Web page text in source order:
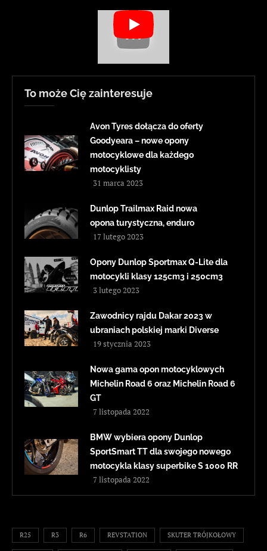
To może Cię zainteresuje
Avon Tyres dołącza do oferty
Goodyeara – nowe opony
motocyklowe dla każdego
motocyklisty
31 marca 2023
Dunlop Trailmax Raid nowa
opona turystyczna, enduro
17 lutego 2023
Opony Dunlop Sportmax Q-Lite dla
motocykli klasy 125cm3 i 250cm3
3 lutego 2023
Zawodnicy rajdu Dakar 2023 w
ubraniach polskiej marki Diverse
19 stycznia 2023
Nowa gama opon motocyklowych
Michelin Road 6 oraz Michelin Road 6
GT
7 listopada 2022
BMW wybiera opony Dunlop
SportSmart TT dla swojego nowego
motocykla klasy superbike S 1000 RR
7 listopada 2022
R25 R3 R6 REVSTATION SKUTER TRÓJKOŁOWY